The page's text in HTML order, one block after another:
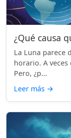
¿Qué causa
La Luna parece
horario. A
Pero, ¿p...
Leer más →